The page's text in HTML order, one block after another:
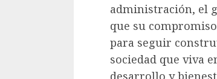
administración, el
que su
para seguir
sociedad que viva
desarrollo y